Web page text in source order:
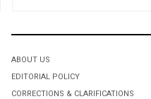
ABOUT US
EDITORIAL POLICY
CORRECTIONS & CLARIFICATIONS